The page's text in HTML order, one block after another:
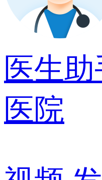
医生
医院